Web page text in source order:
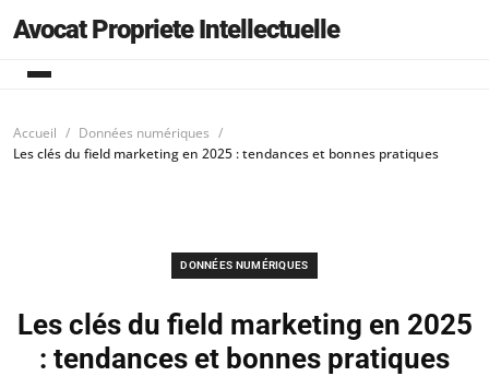
Avocat Propriete Intellectuelle
Accueil
Données numériques
Les clés du field marketing en 2025 : tendances et bonnes pratiques
DONNÉES NUMÉRIQUES
Les clés du field marketing en 2025
: tendances et bonnes pratiques